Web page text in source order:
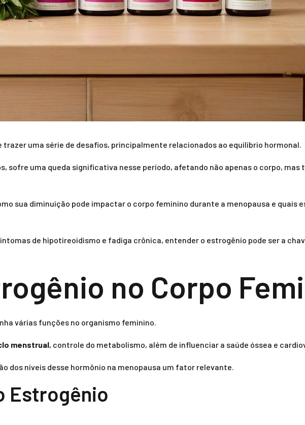
trazer uma série de desafios, principalmente relacionados ao equilíbrio hormonal.
sofre uma queda significativa nesse período, afetando não apenas o corpo, mas
sua diminuição pode impactar o corpo feminino durante a menopausa e quais
de hipotireoidismo e fadiga crônica, entender o estrogênio pode ser a
no Corpo
várias funções no organismo feminino.
menstrual, controle do metabolismo, além de influenciar a saúde óssea e
dos níveis desse hormônio na menopausa um fator relevante.
Estrogênio